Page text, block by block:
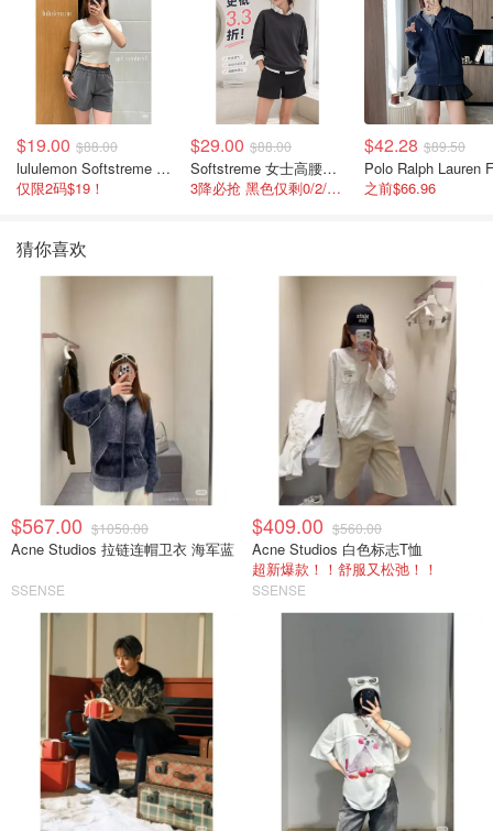
$19.00 $88.00
lululemon Softstreme 女士高腰短裤 10cm
仅限2码$19！
$29.00 $88.00
Softstreme 女士高腰短裤 4英寸
3降必抢 黑色仅剩0/2/4码
$42.28 $89.50
之前$66.96
猜你喜欢
$567.00 $1050.00
Acne Studios 拉链连帽卫衣 海军蓝
SSENSE
$409.00 $560.00
Acne Studios 白色标志T恤
超新爆款！！舒服又松弛！！
SSENSE